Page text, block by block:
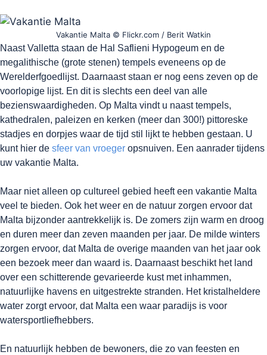
Vakantie Malta © Flickr.com / Berit Watkin
Naast Valletta staan de Hal Saflieni Hypogeum en de
megalithische (grote stenen) tempels eveneens op de
Werelderfgoedlijst. Daarnaast staan er nog eens zeven op de
voorlopige lijst. En dit is slechts een deel van alle
bezienswaardigheden. Op Malta vindt u naast tempels,
kathedralen, paleizen en kerken (meer dan 300!) pittoreske
stadjes en dorpjes waar de tijd stil lijkt te hebben gestaan. U
kunt hier de sfeer van vroeger opsnuiven. Een aanrader tijdens
uw vakantie Malta.
Maar niet alleen op cultureel gebied heeft een vakantie Malta
veel te bieden. Ook het weer en de natuur zorgen ervoor dat
Malta bijzonder aantrekkelijk is. De zomers zijn warm en droog
en duren meer dan zeven maanden per jaar. De milde winters
zorgen ervoor, dat Malta de overige maanden van het jaar ook
een bezoek meer dan waard is. Daarnaast beschikt het land
over een schitterende gevarieerde kust met inhammen,
natuurlijke havens en uitgestrekte stranden. Het kristalheldere
water zorgt ervoor, dat Malta een waar paradijs is voor
watersportliefhebbers.
En natuurlijk hebben de bewoners, die zo van feesten en